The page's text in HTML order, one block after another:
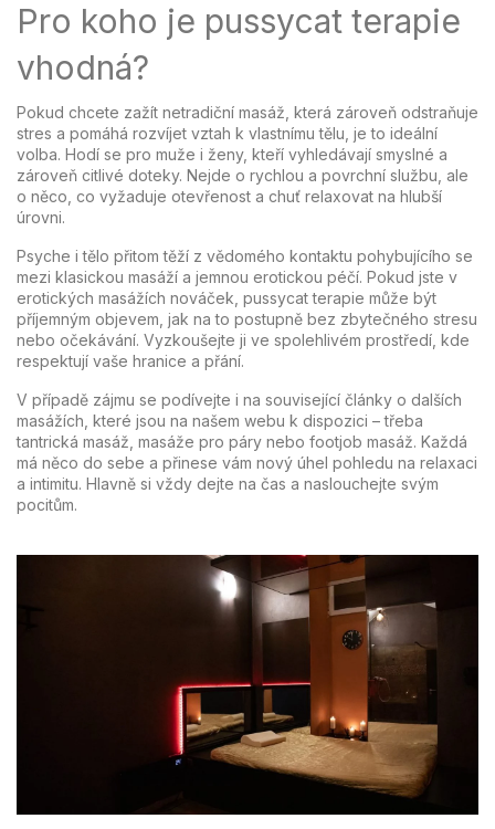
Pro koho je pussycat terapie
vhodná?
Pokud chcete zažít netradiční masáž, která zároveň odstraňuje
stres a pomáhá rozvíjet vztah k vlastnímu tělu, je to ideální
volba. Hodí se pro muže i ženy, kteří vyhledávají smyslné a
zároveň citlivé doteky. Nejde o rychlou a povrchní službu, ale
o něco, co vyžaduje otevřenost a chuť relaxovat na hlubší
úrovni.
Psyche i tělo přitom těží z vědomého kontaktu pohybujícího se
mezi klasickou masáží a jemnou erotickou péčí. Pokud jste v
erotických masážích nováček, pussycat terapie může být
příjemným objevem, jak na to postupně bez zbytečného stresu
nebo očekávání. Vyzkoušejte ji ve spolehlivém prostředí, kde
respektují vaše hranice a přání.
V případě zájmu se podívejte i na související články o dalších
masážích, které jsou na našem webu k dispozici – třeba
tantrická masáž, masáže pro páry nebo footjob masáž. Každá
má něco do sebe a přinese vám nový úhel pohledu na relaxaci
a intimitu. Hlavně si vždy dejte na čas a naslouchejte svým
pocitům.